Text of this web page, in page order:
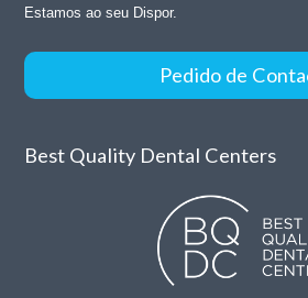
Estamos ao seu Dispor.
Pedido de
Best Quality Dental Centers